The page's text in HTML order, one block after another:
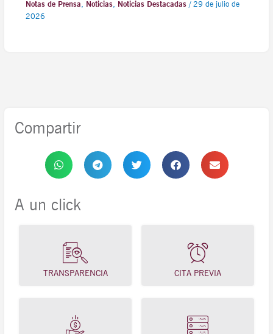
Notas de Prensa, Noticias, Noticias Destacadas/ 29 de julio de
2026
Compartir
A un click
TRANSPARENCIA CITA PREVIA